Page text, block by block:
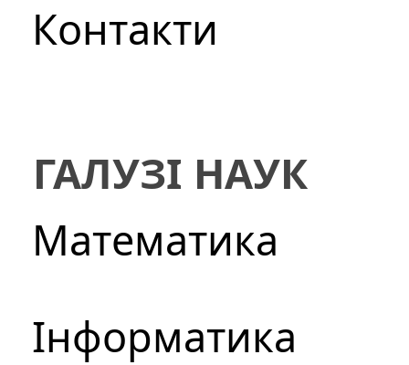
Контакти
ГАЛУЗІ НАУК
Математика
Інформатика